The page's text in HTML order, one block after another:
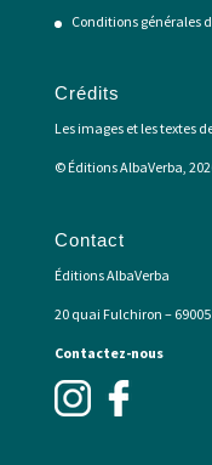
Conditions générales
Crédits
Les images et les textes
© Éditions AlbaVerba,
Contact
Éditions AlbaVerba
20 quai Fulchiron –
Contactez-nous